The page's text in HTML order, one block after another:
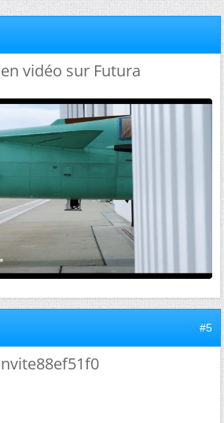
vidéo sur Futura
#5